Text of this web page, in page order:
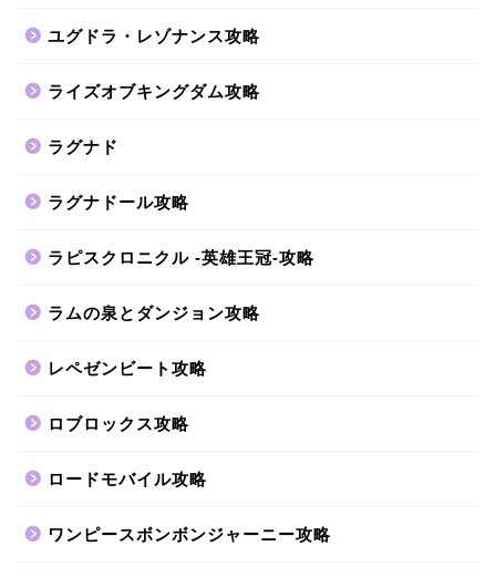
ユグドラ・レゾナンス攻略
ライズオブキングダム攻略
ラグナド
ラグナドール攻略
ラピスクロニクル -英雄王冠-攻略
ラムの泉とダンジョン攻略
レペゼンビート攻略
ロブロックス攻略
ロードモバイル攻略
ワンピースボンボンジャーニー攻略